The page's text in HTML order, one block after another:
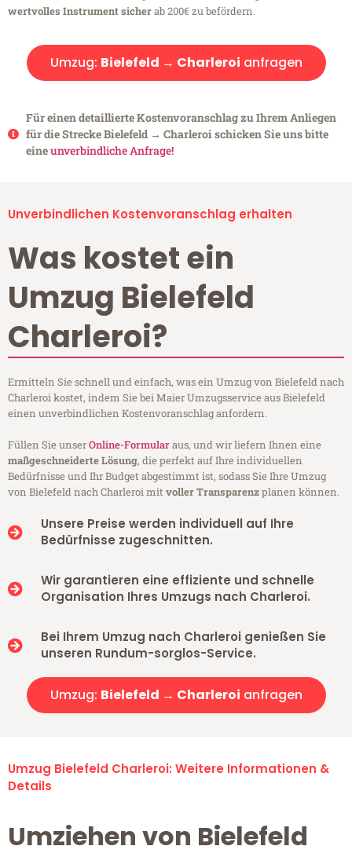
wertvolles Instrument sicherab 200€ zu befördern.
Umzug: Bielefeld → Charleroi anfragen
Für einen detaillierte Kostenvoranschlag zu Ihrem Anliegen
für die Strecke Bielefeld → Charleroi schicken Sie uns bitte
eineunverbindliche Anfrage!
Unverbindlichen Kostenvoranschlag erhalten
Was kostet ein
Umzug Bielefeld
Charleroi?
Ermitteln Sie schnell und einfach, was ein Umzug von Bielefeld nach
Charleroi kostet, indem Sie bei Maier Umzugsservice aus Bielefeld
einen unverbindlichen Kostenvoranschlag anfordern.
Füllen Sie unserOnline-Formularaus, und wir liefern Ihnen eine
maßgeschneiderte Lösung, die perfekt auf Ihre individuellen
Bedürfnisse und Ihr Budget abgestimmt ist, sodass Sie Ihre Umzug
von Bielefeld nach Charleroi mitvoller Transparenzplanen können.
Unsere Preise werden individuell auf Ihre
Bedürfnisse zugeschnitten.
Wir garantieren eine effiziente und schnelle
Organisation Ihres Umzugs nach Charleroi.
Bei Ihrem Umzug nach Charleroi genießen Sie
unseren Rundum-sorglos-Service.
Umzug: Bielefeld → Charleroi anfragen
Umzug Bielefeld Charleroi: Weitere Informationen &
Details
Umziehen von Bielefeld